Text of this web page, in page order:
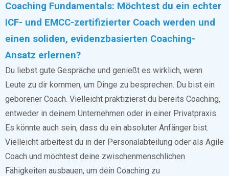
Coaching Fundamentals: Möchtest du ein echter
ICF- und EMCC-zertifizierter Coach werden und
einen soliden, evidenzbasierten Coaching-
Ansatz erlernen?
Du liebst gute Gespräche und genießt es wirklich, wenn
Leute zu dir kommen, um Dinge zu besprechen. Du bist ein
geborener Coach. Vielleicht praktizierst du bereits Coaching,
entweder in deinem Unternehmen oder in einer Privatpraxis.
Es könnte auch sein, dass du ein absoluter Anfänger bist.
Vielleicht arbeitest du in der Personalabteilung oder als Agile
Coach und möchtest deine zwischenmenschlichen
Fähigkeiten ausbauen, um dein Coaching zu